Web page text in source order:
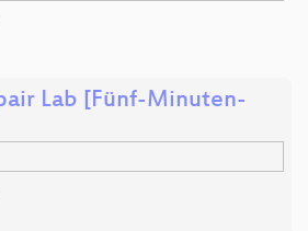
Lab [Fünf-Minuten-